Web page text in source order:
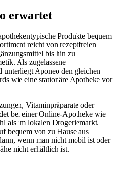
erwartet
Produkte bequem
reicht von rezeptfreien
bis hin zu
Als zugelassene
unterliegt Aponeo den gleichen
wie eine stationäre Apotheke vor
Vitaminpräparate oder
bei einer Online-Apotheke wie
als im lokalen Drogeriemarkt.
bequem von zu Hause aus
wenn man nicht mobil ist oder
nicht erhältlich ist.